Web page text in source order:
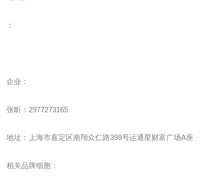
：
企业 ：
张昕： 2977273165
地址：上海市嘉定区南翔众仁路399号运通星财富广场A座
相关品牌细胞：